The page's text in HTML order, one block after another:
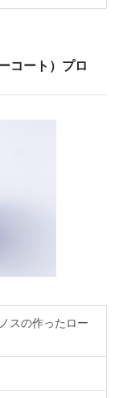
コート）プロ
スの作ったロー